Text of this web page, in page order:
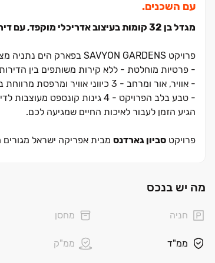
עם השכנים.
מגדל בן 32 קומות בעיצוב אדריכלי מוקפד, עם דירות 3–5 חדרים ופנטהאוזים ברמת גימור גבוהה, בפארק הים נתניה
פרויקט SAVYON GARDENS בפארק הים נתניה
- פרטיות מוחלטת - ללא קירות משותפים בין
- אוויר, אור ומרחב - 3 כיווני אוויר ומרפסת מרווחת בכל דירה
- טבע בלב הפרויקט - 4 גינות קונספט מעוצבות לדיירים בלבד
הגיע הזמן לעבור לאיכות החיים שמגיעה לכם.
פרויקט סביון גארדנס מבית אפריקה ישראל
כושר ומועדון דיירים לרווחת הקהילה האיכותית
יתרונות מרכזיים:
-גב חזק של יזמית הנדל"ן המובילה בישראל ‏-
מה יש בנכס
חניה מחסן
ממ"ד ממ"ק